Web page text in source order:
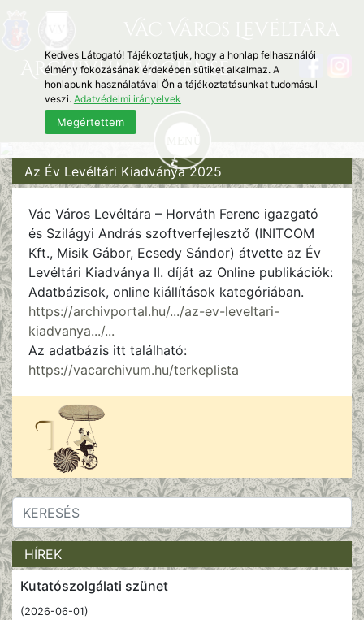
Archivum Vaciense
HÍREK
Kutatószolgálati szünet
(2026-06-01)
Az Év Levéltári Kiadványa 2025
Vác Város Levéltára – Horváth Ferenc igazgató
és Szilágyi András szoftverfejlesztő (INITCOM
Kft., Misik Gábor, Ecsedy Sándor) átvette az Év
Levéltári Kiadványa II. díját az Online publikációk:
Adatbázisok, online kiállítások kategóriában.
https://archivportal.hu/.../az-ev-leveltari-
kiadvanya.../...
Az adatbázis itt található:
https://vacarchivum.hu/terkeplista
Kedves Látogató! Tájékoztatjuk, hogy a honlap felhasználói
élmény fokozásának érdekében sütiket alkalmaz. A
honlapunk használatával Ön a tájékoztatásunkat tudomásul
veszi. Adatvédelmi irányelvek
Megértettem